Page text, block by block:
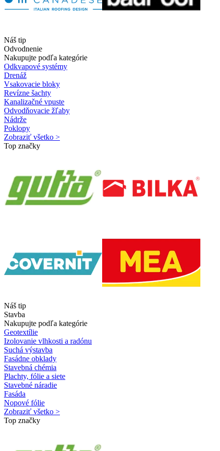
Náš tip
Odvodnenie
Nakupujte podľa kategórie
Odkvapové systémy
Drenáž
Vsakovacie bloky
Revízne šachty
Kanalizačné vpuste
Odvodňovacie žľaby
Nádrže
Poklopy
Zobraziť všetko >
Top značky
Náš tip
Stavba
Nakupujte podľa kategórie
Geotextílie
Izolovanie vlhkosti a radónu
Suchá výstavba
Fasádne obklady
Stavebná chémia
Plachty, fólie a siete
Stavebné náradie
Fasáda
Nopové fólie
Zobraziť všetko >
Top značky